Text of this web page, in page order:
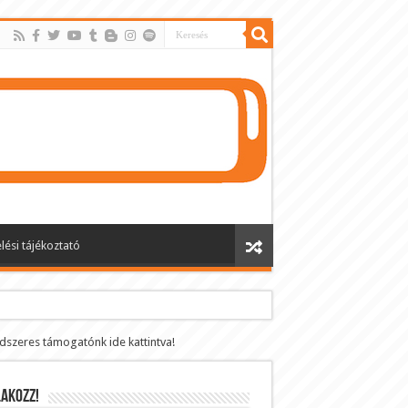
tájékoztató
támogatónk ide kattintva!